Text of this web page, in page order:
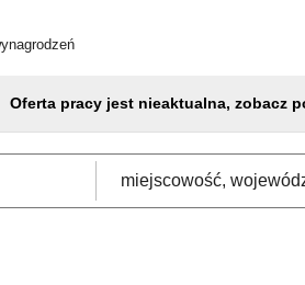
Oferta pracy jest nieaktualna, zobacz